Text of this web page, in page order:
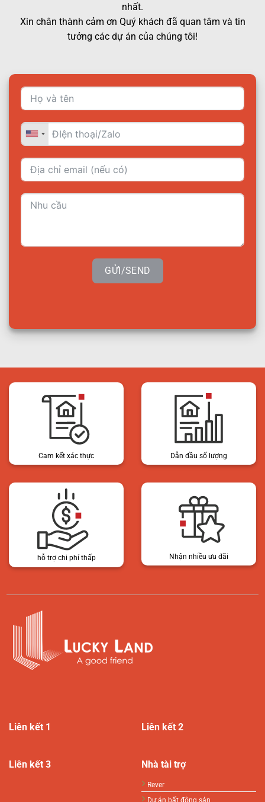
nhất.
Xin chân thành cảm ơn Quý khách đã quan tâm và tin
tưởng các dự án của chúng tôi!
GỬI/SEND
Cam kết xác thực Dẫn đầu số lượng
hỗ trợ chi phí thấp Nhận nhiều ưu đãi
Liên kết 1 Liên kết 2
Liên kết 3 Nhà tài trợ
Rever